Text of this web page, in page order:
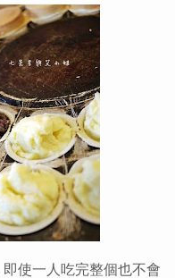
使一人吃完整個也不會